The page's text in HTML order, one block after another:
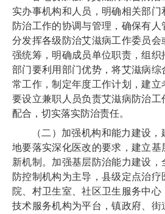
实办事机构和人员，明确相关部
防治工作的协调与管理，确保有
分发挥各级防治艾滋病工作委员会
强统筹，明确成员单位职责，组织
部门要利用部门优势，将艾滋病综
常工作，制定年度工作计划，建立
要设立兼职人员负责艾滋病防治工
配合，切实落实防治责任。
（二）加强机构和能力建设
地要落实深化医改的要求，建立
新机制。加强基层防治能力建设
防控制机构为主导，县级定点治
院、村卫生室、社区卫生服务中
技术服务机构为平台，镇政府、街